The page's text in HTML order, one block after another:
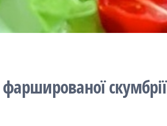
скумбрії